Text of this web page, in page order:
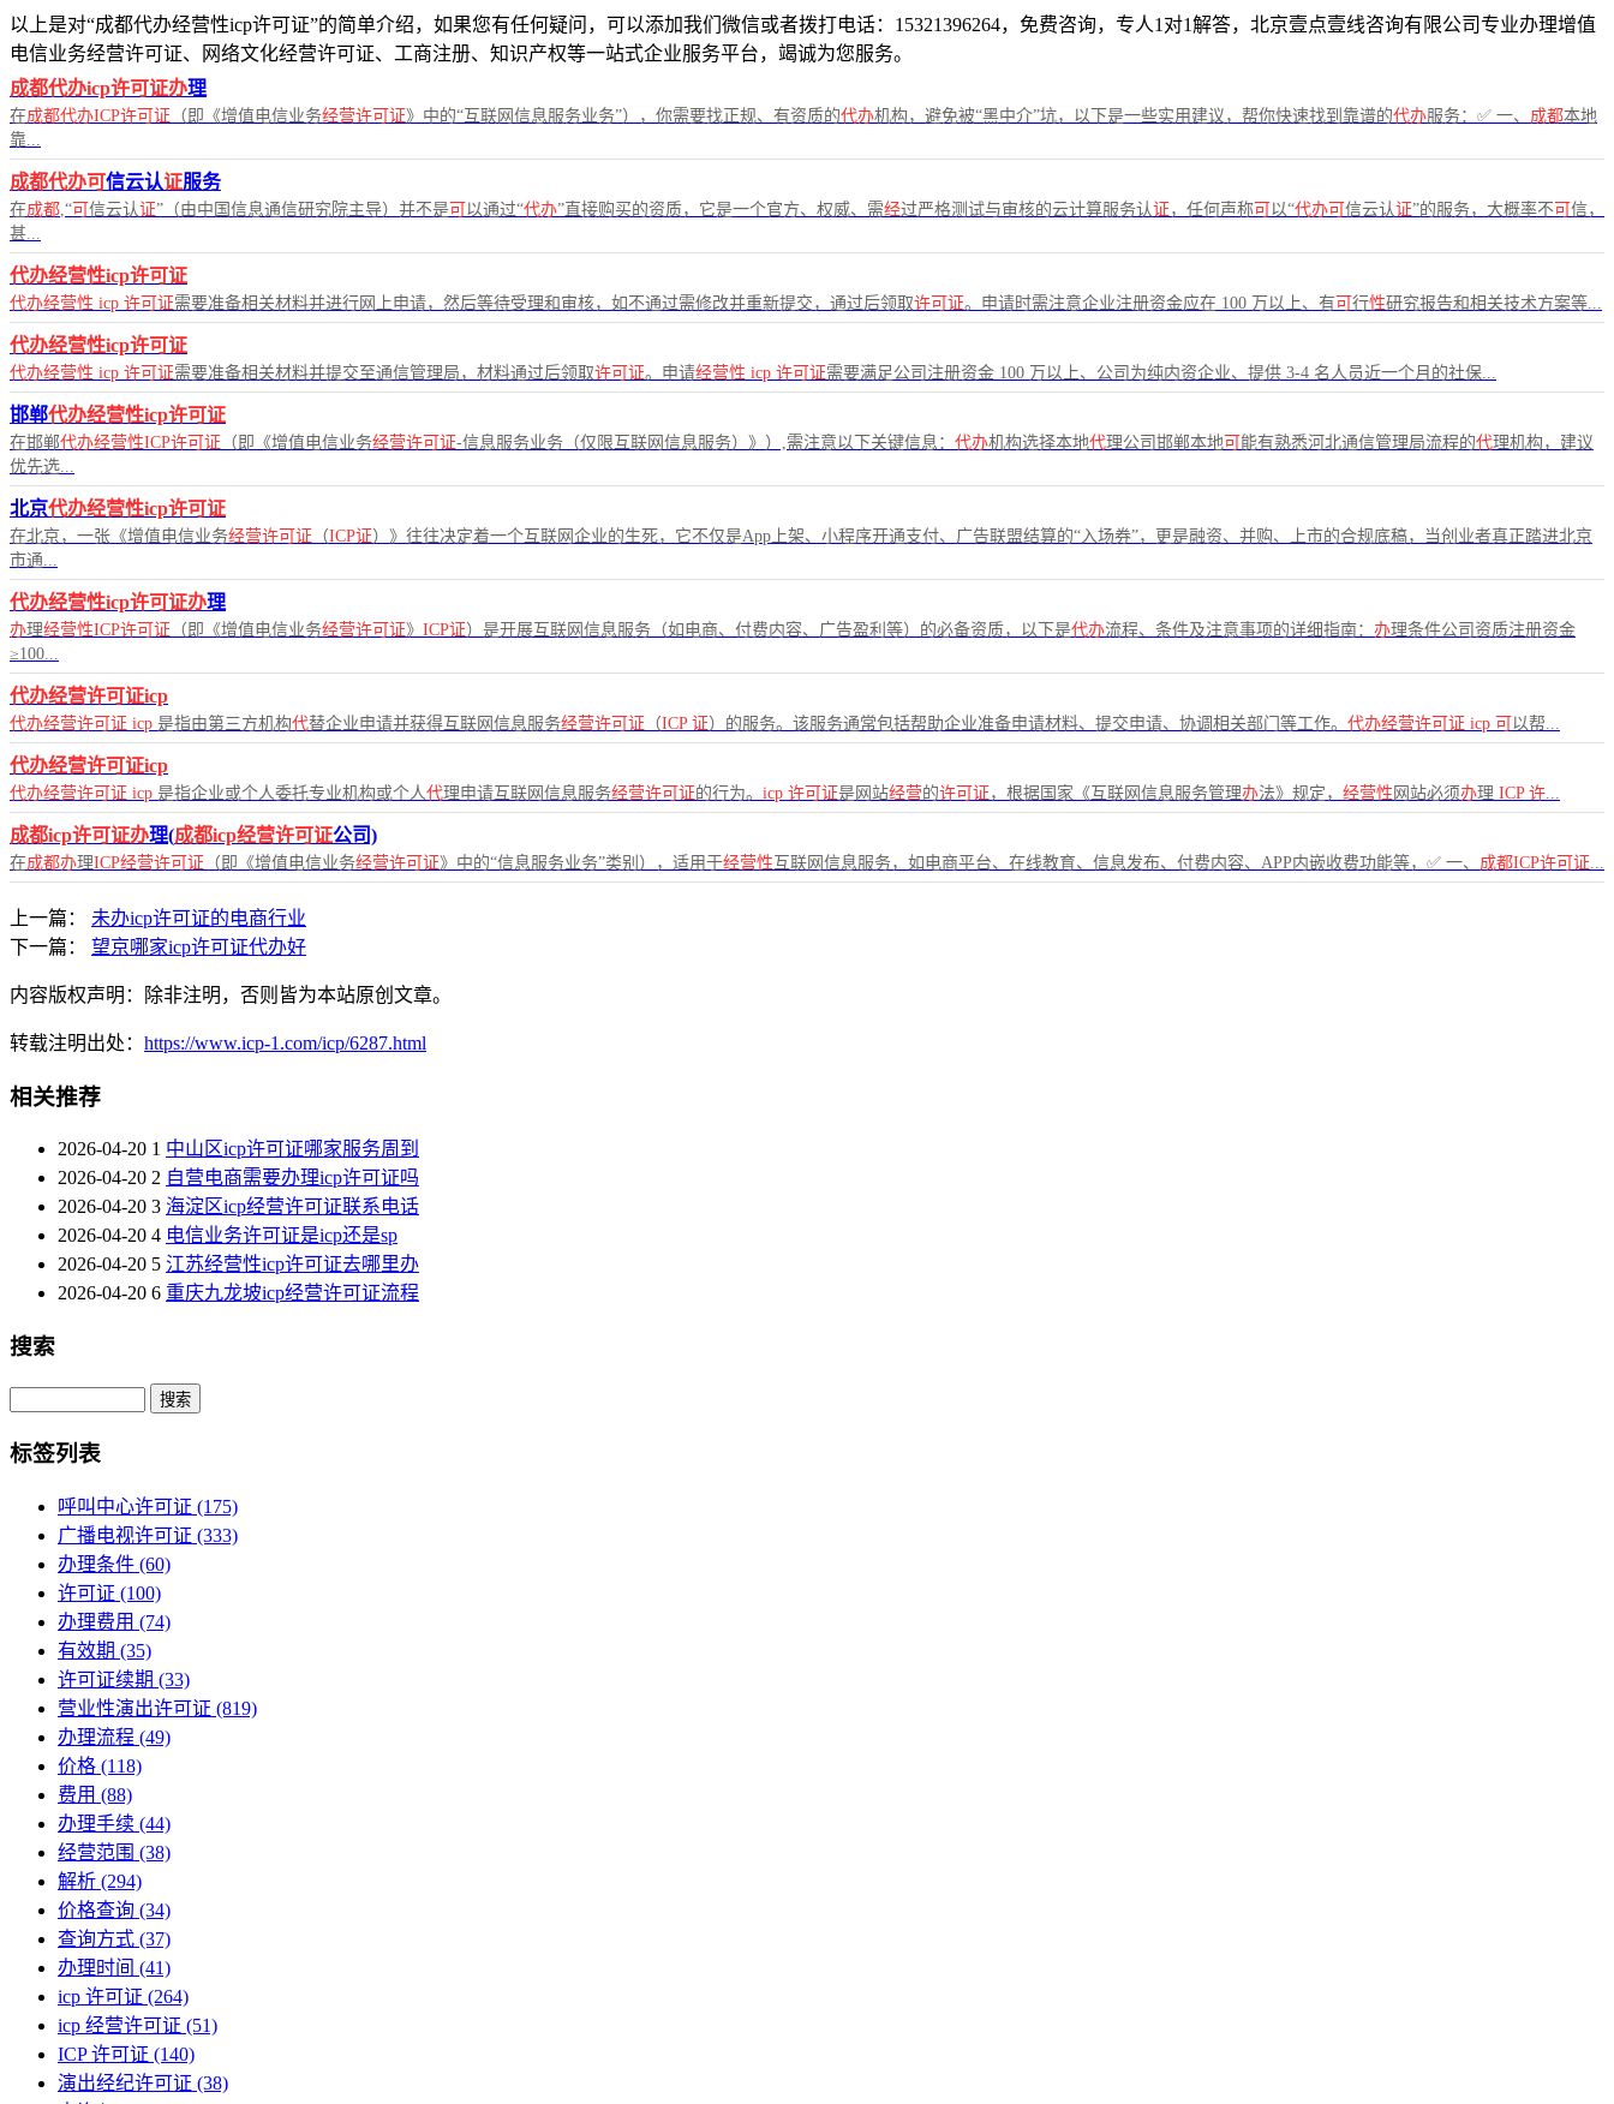
以上是对“成都代办经营性icp许可证”的简单介绍，如果您有任何疑问，可以添加我们微信或者拨打电话：15321396264，免费咨询，专人1对1解答，北京壹点壹线咨询有限公司专业办理增值
电信业务经营许可证、网络文化经营许可证、工商注册、知识产权等一站式企业服务平台，竭诚为您服务。
成都代办icp许可证办理
在成都代办ICP许可证 （即《增值电信业务经营许可证》中的“互联网信息服务业务”），你需要找正规、有资质的代办机构，避免被“黑中介”坑，以下是一些实用建议，帮你快速找到靠谱的代办服务：✅ 一、 成都本地
靠...
成都代办可信云认证服务
在成都 ,“可 信云认证”（由中国信息通信研究院主导）并不是可 以通过“代办”直接购买的资质，它是一个官方、权威、需经过严格测试与审核的云计算服务认证 ，任何声称可 以“代办可 信云认证”的服务，大概率不可 信，
甚...
代办经营性icp许可证
代办经营性 icp 许可证需要准备相关材料并进行网上申请，然后等待受理和审核，如不通过需修改并重新提交，通过后领取许可证。申请时需注意企业注册资金应在 100 万以上、有 可 行性研究报告和相关技术方案等...
代办经营性icp许可证
代办经营性 icp 许可证需要准备相关材料并提交至通信管理局，材料通过后领取许可证。申请经营性 icp 许可证需要满足公司注册资金 100 万以上、公司为纯内资企业、提供 3-4 名人员近一个月的社保...
邯郸代办经营性icp许可证
在邯郸代办经营性ICP许可证 （即《增值电信业务经营许可证-信息服务业务（仅限互联网信息服务）》）,需注意以下关键信息： 代办机构选择本地代理公司邯郸本地 可 能有熟悉河北通信管理局流程的代理机构，建议
优先选...
北京代办经营性icp许可证
在北京，一张《增值电信业务经营许可证 （ICP证）》往往决定着一个互联网企业的生死，它不仅是App上架、小程序开通支付、广告联盟结算的“入场券”，更是融资、并购、上市的合规底稿，当创业者真正踏进北京
市通...
代办经营性icp许可证办理
办理经营性ICP许可证 （即《增值电信业务经营许可证》 ICP证）是开展互联网信息服务（如电商、付费内容、广告盈利等）的必备资质，以下是代办流程、条件及注意事项的详细指南： 办理条件公司资质注册资金
≥100...
代办经营许可证icp
代办经营许可证 icp 是指由第三方机构代替企业申请并获得互联网信息服务经营许可证 （ICP 证）的服务。该服务通常包括帮助企业准备申请材料、提交申请、协调相关部门等工作。 代办经营许可证 icp 可 以帮...
代办经营许可证icp
代办经营许可证 icp 是指企业或个人委托专业机构或个人代理申请互联网信息服务经营许可证的行为。 icp 许可证是网站经营的许可证 ，根据国家《互联网信息服务管理办法》规定， 经营性 网站必须办理 ICP 许
成都icp许可证办理(成都icp经营许可证公司)
在成都办理ICP经营许可证 （即《增值电信业务经营许可证》中的“信息服务业务”类别），适用于经营性 互联网信息服务，如电商平台、在线教育、信息发布、付费内容、APP内嵌收费功能等，✅ 一、 成都ICP许可证
上一篇：
未办icp许可证的电商行业
下一篇：
望京哪家icp许可证代办好
内容版权声明：除非注明，否则皆为本站原创文章。
转载注明出处： https://www.icp-1.com/icp/6287.html
相关推荐
2026-04-20 1 中山区icp许可证哪家服务周到
2026-04-20 2 自营电商需要办理icp许可证吗
2026-04-20 3 海淀区icp经营许可证联系电话
2026-04-20 4 电信业务许可证是icp还是sp
2026-04-20 5 江苏经营性icp许可证去哪里办
2026-04-20 6 重庆九龙坡icp经营许可证流程
搜索
Search
标签列表
呼叫中心许可证 (175)
广播电视许可证 (333)
办理条件 (60)
许可证 (100)
办理费用 (74)
有效期 (35)
许可证续期 (33)
营业性演出许可证 (819)
办理流程 (49)
价格 (118)
费用 (88)
办理手续 (44)
经营范围 (38)
解析 (294)
价格查询 (34)
查询方式 (37)
办理时间 (41)
icp 许可证 (264)
icp 经营许可证 (51)
ICP 许可证 (140)
演出经纪许可证 (38)